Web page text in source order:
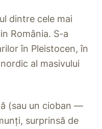
dintre cele mai
România. S-a
în Pleistocen, în
al masivului
(sau un cioban —
surprinsă de